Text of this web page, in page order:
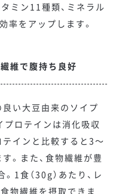
ミン11種類、ミネラル
率をアップします。
維で腹持ち良好
い大豆由来のソイプ
プロテインは消化吸収
テインと比較すると3～
。また、食物繊維が豊
1食（30g）あたり、レ
物繊維を摂取できま